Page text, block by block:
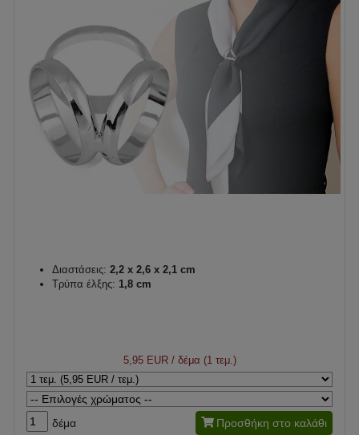
Διαστάσεις: 2,2 x 2,6 x 2,1 cm
Τρύπα έλξης: 1,8 cm
5,95 EUR/ δέμα (1 τεμ.)
δέμα Προσθήκη στο καλάθι